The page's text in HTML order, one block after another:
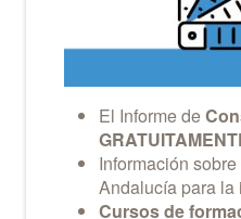
El Informe de
Información sobre
Andalucía para la
Cursos de